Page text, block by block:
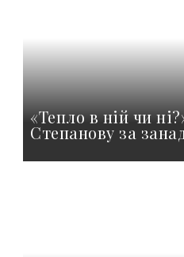
«Тепло в ній чи
Степанову за